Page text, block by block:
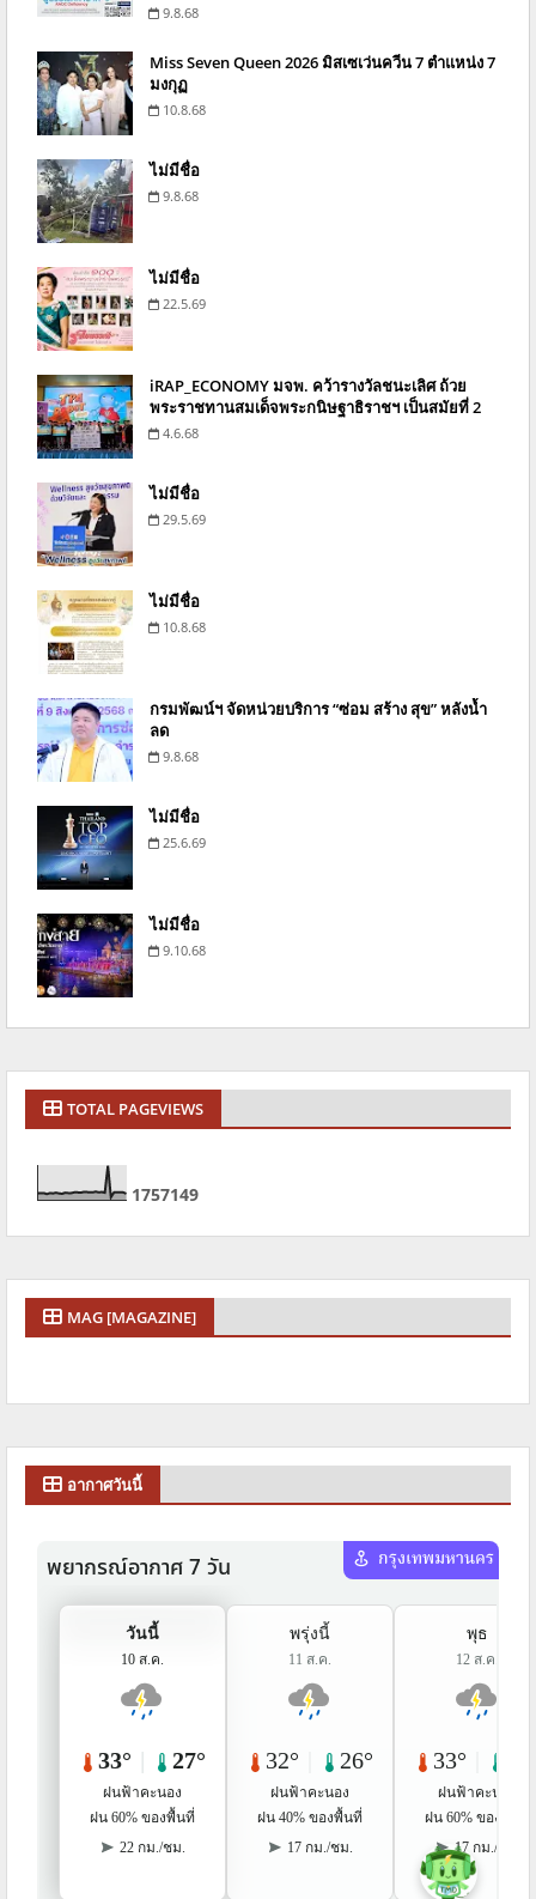
9.8.68
Miss Seven Queen 2026 มิสเซเว่นควีน 7 ตำแหน่ง 7
มงกุฏ
10.8.68
ไม่มีชื่อ
9.8.68
ไม่มีชื่อ
22.5.69
iRAP_ECONOMY มจพ. คว้ารางวัลชนะเลิศ ถ้วย
พระราชทานสมเด็จพระกนิษฐาธิราชฯ เป็นสมัยที่ 2
4.6.68
ไม่มีชื่อ
29.5.69
ไม่มีชื่อ
10.8.68
กรมพัฒน์ฯ จัดหน่วยบริการ “ซ่อม สร้าง สุข” หลังน้ำ
ลด
9.8.68
ไม่มีชื่อ
25.6.69
ไม่มีชื่อ
9.10.68
TOTAL PAGEVIEWS
1757149
MAG [MAGAZINE]
อากาศวันนี้